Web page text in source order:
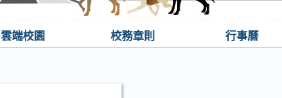
雲端校園 校務章則 行事曆